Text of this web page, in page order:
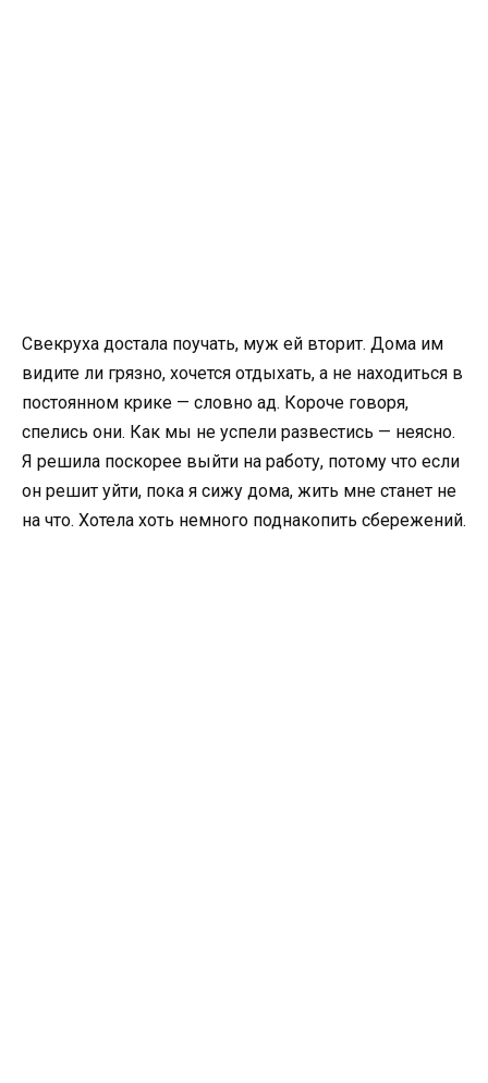
Свекруха достала поучать, муж ей вторит. Дома им
видите ли грязно, хочется отдыхать, а не находиться в
постоянном крике — словно ад. Короче говоря,
спелись они. Как мы не успели развестись — неясно.
Я решила поскорее выйти на работу, потому что если
он решит уйти, пока я сижу дома, жить мне станет не
на что. Хотела хоть немного поднакопить сбережений.